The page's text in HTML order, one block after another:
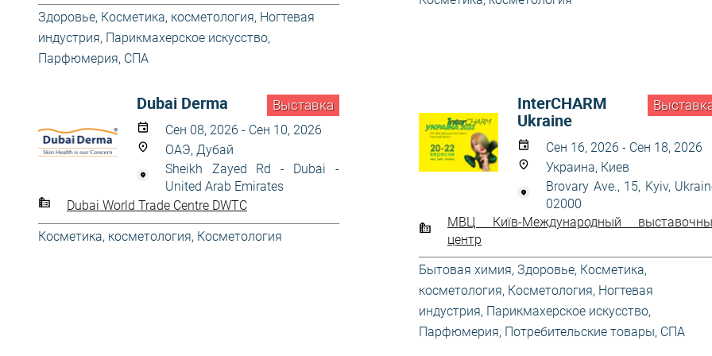
Здоровье, Косметика, косметология, Ногтевая
индустрия, Парикмахерское искусство,
Парфюмерия, СПА
Выставка
Dubai Derma
Сен 08, 2026 - Сен 10, 2026
ОАЭ, Дубай
Sheikh Zayed Rd - Dubai -
United Arab Emirates
Dubai World Trade Centre DWTC
Косметика, косметология, Косметология
InterCHARM
Ukraine
Сен 16, 2026 - Сен 18, 2026
Украина, Киев
Brovary Ave., 15, Kyiv,
02000
МВЦ Київ-Международный
центр
Бытовая химия, Здоровье, Косметика,
косметология, Косметология, Ногтевая
индустрия, Парикмахерское искусство,
Парфюмерия, Потребительские товары, СПА